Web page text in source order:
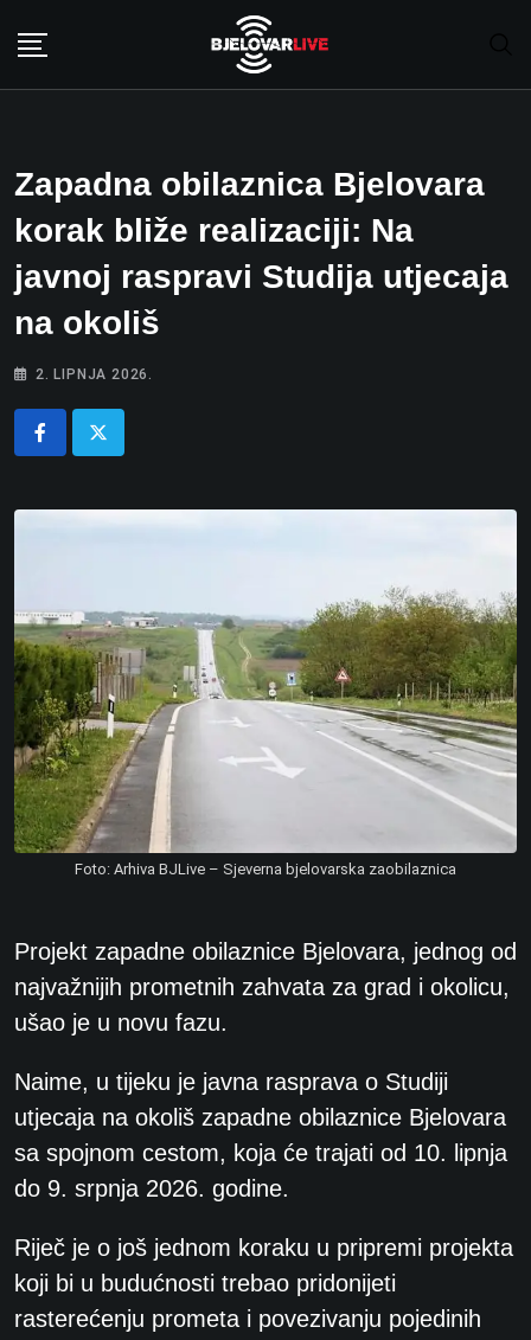
Zapadna obilaznica Bjelovara
korak bliže realizaciji: Na
javnoj raspravi Studija utjecaja
na okoliš
2. LIPNJA 2026.
Foto: Arhiva BJLive – Sjeverna bjelovarska zaobilaznica
Projekt zapadne obilaznice Bjelovara, jednog od
najvažnijih prometnih zahvata za grad i okolicu,
ušao je u novu fazu.
Naime, u tijeku je javna rasprava o Studiji
utjecaja na okoliš zapadne obilaznice Bjelovara
sa spojnom cestom, koja će trajati od 10. lipnja
do 9. srpnja 2026. godine.
Riječ je o još jednom koraku u pripremi projekta
koji bi u budućnosti trebao pridonijeti
rasterećenju prometa i povezivanju pojedinih